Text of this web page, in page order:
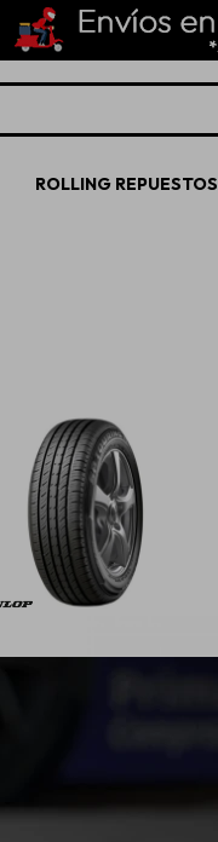
ROLLING REPUESTOS